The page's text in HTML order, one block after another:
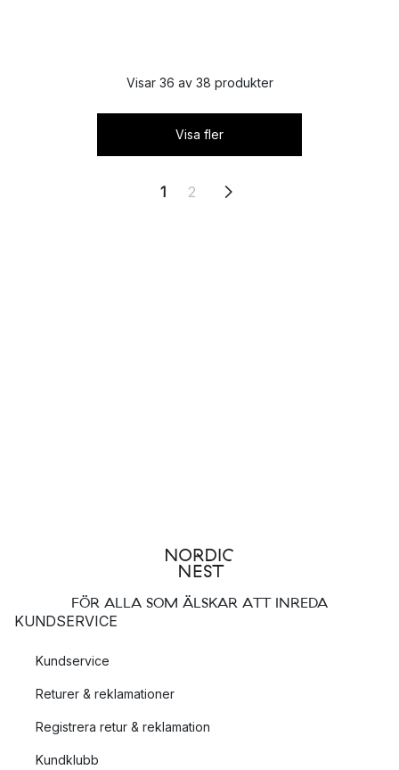
Visar 36 av 38 produkter
Visa fler
1 2
FÖR ALLA SOM ÄLSKAR ATT INREDA
KUNDSERVICE
Kundservice
Returer & reklamationer
Registrera retur & reklamation
Kundklubb